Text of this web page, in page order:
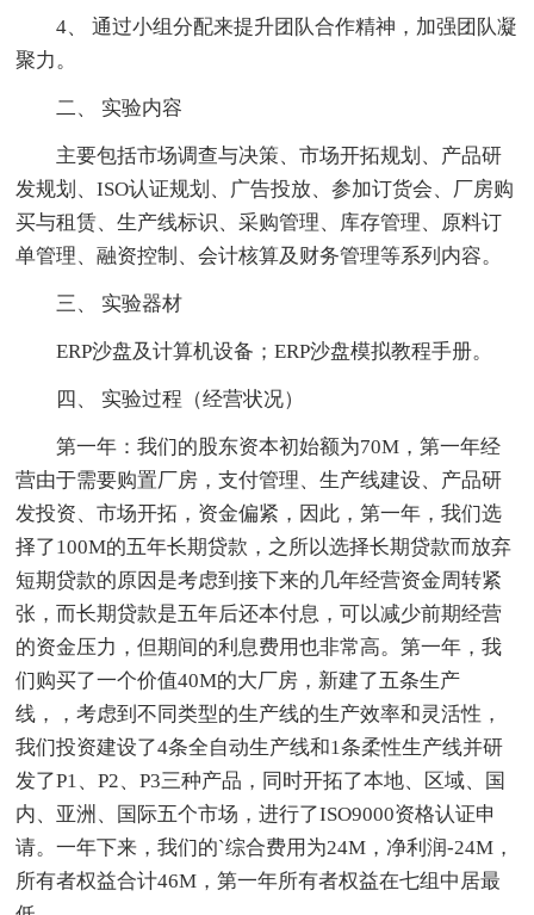
4、 通过小组分配来提升团队合作精神，加强团队凝
聚力。
二、 实验内容
主要包括市场调查与决策、市场开拓规划、产品研
发规划、ISO认证规划、广告投放、参加订货会、厂房购
买与租赁、生产线标识、采购管理、库存管理、原料订
单管理、融资控制、会计核算及财务管理等系列内容。
三、 实验器材
ERP沙盘及计算机设备；ERP沙盘模拟教程手册。
四、 实验过程（经营状况）
第一年：我们的股东资本初始额为70M，第一年经
营由于需要购置厂房，支付管理、生产线建设、产品研
发投资、市场开拓，资金偏紧，因此，第一年，我们选
择了100M的五年长期贷款，之所以选择长期贷款而放弃
短期贷款的原因是考虑到接下来的几年经营资金周转紧
张，而长期贷款是五年后还本付息，可以减少前期经营
的资金压力，但期间的利息费用也非常高。第一年，我
们购买了一个价值40M的大厂房，新建了五条生产
线，，考虑到不同类型的生产线的生产效率和灵活性，
我们投资建设了4条全自动生产线和1条柔性生产线并研
发了P1、P2、P3三种产品，同时开拓了本地、区域、国
内、亚洲、国际五个市场，进行了ISO9000资格认证申
请。一年下来，我们的`综合费用为24M，净利润-24M，
所有者权益合计46M，第一年所有者权益在七组中居最